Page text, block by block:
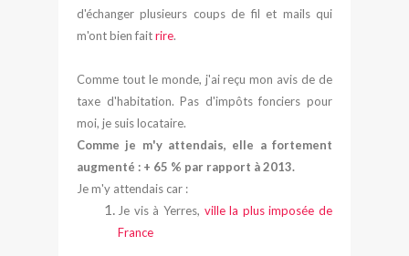
d'échanger plusieurs coups de fil et mails qui
m'ont bien faitrire.
Comme tout le monde, j'ai reçu mon avis de de
taxe d'habitation. Pas d'impôts fonciers pour
moi, je suis locataire.
Comme je m'y attendais, elle a fortement
augmenté : + 65 % par rapport à 2013.
Je m'y attendais car :
Je vis à Yerres, ville la plus imposée de
France